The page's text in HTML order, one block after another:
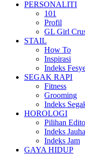
PERSONALITI
101
Profil
GL Girl
STAIL
How To
Inspirasi
Indeks
SEGAK RAPI
Fitness
Grooming
Indeks
HOROLOGI
Pilihan
Indeks
Indeks Jam
GAYA HIDUP